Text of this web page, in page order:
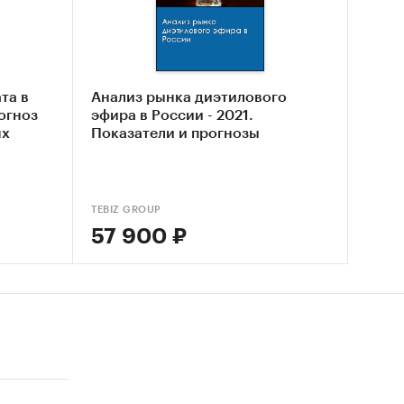
в
Анализ рынка диэтилового
эфира в России - 2021.
Показатели и прогнозы
TEBIZ GROUP
57 900 ₽